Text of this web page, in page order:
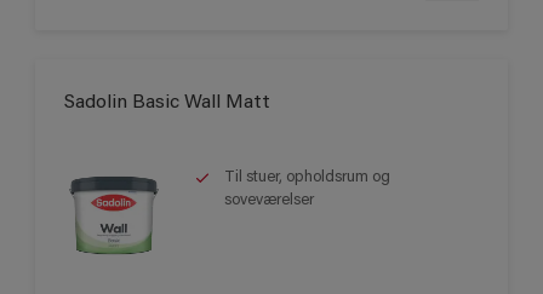
Sadolin Basic Wall Matt
Til stuer, opholdsrum og
soveværelser